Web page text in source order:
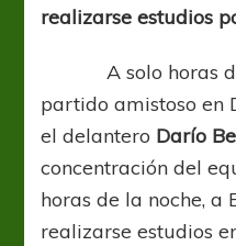
realizarse estudios
A solo horas
partido amistoso en
el delantero Darío
concentración del
horas de la noche, a
realizarse estudios